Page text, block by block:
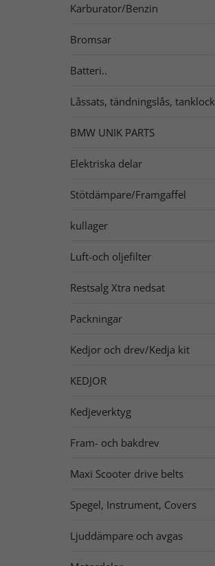
Karburator/Benzin
Bromsar
Batteri..
Låssats, tändningslås, tanklock
BMW UNIK PARTS
Elektriska delar
Stötdämpare/Framgaffel
kullager
Luft-och oljefilter
Restsalg Xtra nedsat
Packningar
Kedjor och drev/Kedja kit
KEDJOR
Kedjeverktyg
Fram- och bakdrev
Maxi Scooter drive belts
Spegel, Instrument, Covers
Ljuddämpare och avgas